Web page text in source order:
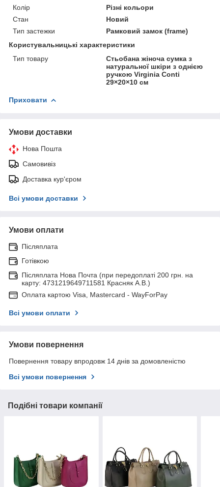
Колір
Різні кольори
Стан
Новий
Тип застежки
Рамковий замок (frame)
Користувальницькі характеристики
Тип товару
Стьобана жіноча сумка з
натуральної шкіри з однією
ручкою Virginia Conti
29×20×10 см
Приховати
Умови доставки
Нова Пошта
Самовивіз
Доставка кур'єром
Всі умови доставки
Умови оплати
Післяплата
Готівкою
Післяплата Нова Почта (при передоплаті 200 грн. на
карту: 4731219649711581 Красняк А.В.)
Оплата картою Visa, Mastercard - WayForPay
Всі умови оплати
Умови повернення
Повернення товару впродовж 14 днів за домовленістю
Всі умови повернення
Подібні товари компанії